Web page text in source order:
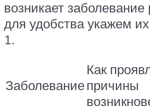
возникает заболевание
для удобства укажем
1.
Заболевание
Как
причины